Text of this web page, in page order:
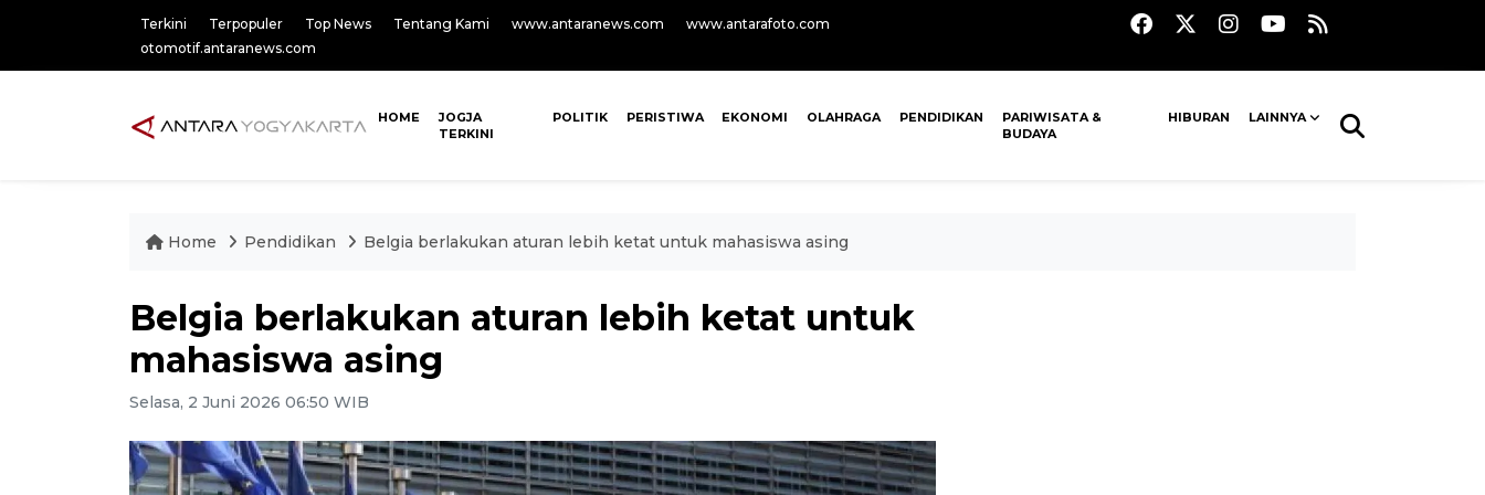
Terkini Terpopuler Top News Tentang Kami www.antaranews.com
www.antarafoto.com
otomotif.antaranews.com
HOME
JOGJA
TERKINI
POLITIK PERISTIWA EKONOMI OLAHRAGA PENDIDIKAN
PARIWISATA &
BUDAYA
HIBURAN LAINNYA
Home Pendidikan Belgia berlakukan aturan lebih ketat untuk mahasiswa asing
Belgia berlakukan aturan lebih ketat untuk
mahasiswa asing
Selasa, 2 Juni 2026 06:50 WIB